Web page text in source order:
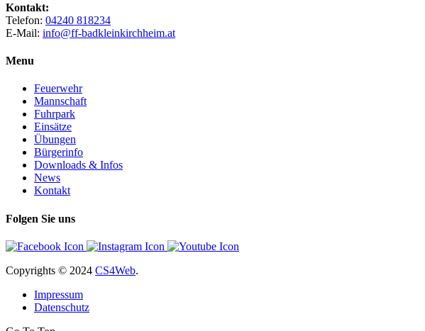
Kontakt:
Telefon: 04240 818234
E-Mail: info@ff-badkleinkirchheim.at
Menu
Feuerwehr
Mannschaft
Fuhrpark
Einsätze
Übungen
Bürgerinfo
Downloads & Infos
News
Kontakt
Folgen Sie uns
Copyrights © 2024 CS4Web.
Impressum
Datenschutz